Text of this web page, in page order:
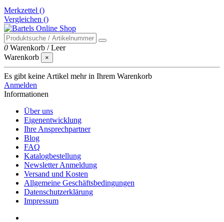
Merkzettel ()
Vergleichen ()
0 Warenkorb /Leer
Warenkorb
×
Es gibt keine Artikel mehr in Ihrem Warenkorb
Anmelden
Informationen
Über uns
Eigenentwicklung
Ihre Ansprechpartner
Blog
FAQ
Katalogbestellung
Newsletter Anmeldung
Versand und Kosten
Allgemeine Geschäftsbedingungen
Datenschutzerklärung
Impressum